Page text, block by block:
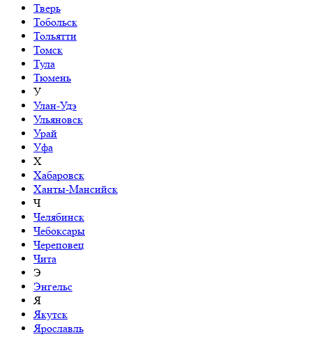
Тверь
Тобольск
Тольятти
Томск
Тула
Тюмень
У
Улан-Удэ
Ульяновск
Урай
Уфа
Х
Хабаровск
Ханты-Мансийск
Ч
Челябинск
Чебоксары
Череповец
Чита
Э
Энгельс
Я
Якутск
Ярославль